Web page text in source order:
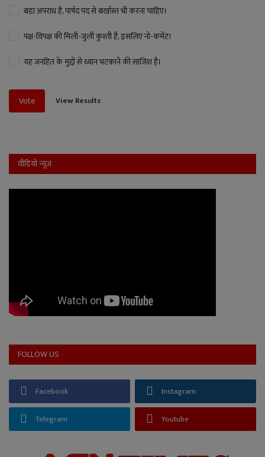
बड़ा अपराध है, पार्षद पद से बर्खास्त भी करना चाहिए।
पक्ष-विपक्ष की मिली-जुली कुश्ती है, इसलिए नो-कमेंट।
यह जनहित के मुद्दों से ध्यान भटकाने की साजिश है।
Vote View Results
वीडियो न्यूज
FOLLOW US
Facebook Instagram
Telegram Youtube